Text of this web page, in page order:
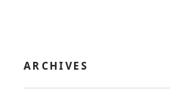
ARCHIVES